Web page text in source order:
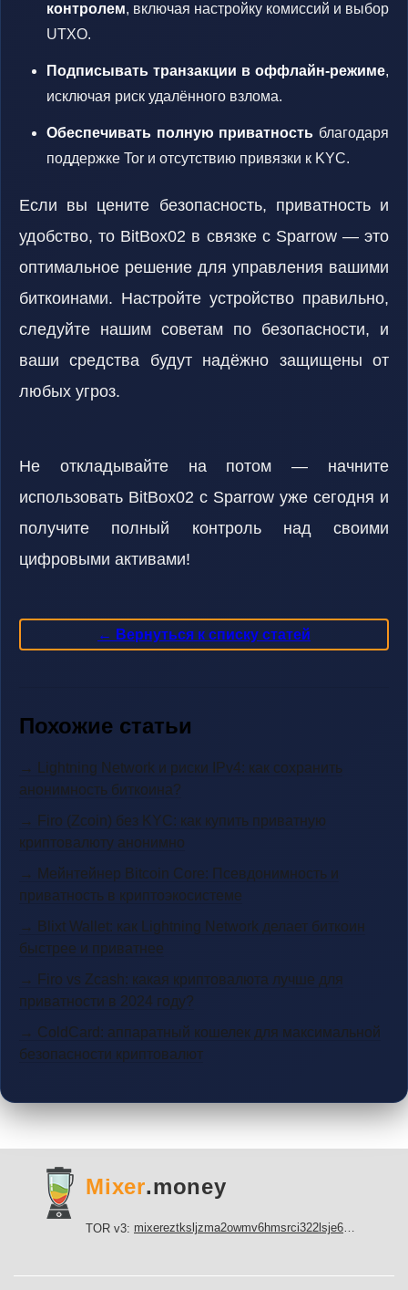
контролем, включая настройку комиссий и выбор
UTXO.
Подписывать транзакции в оффлайн-режиме,
исключая риск удалённого взлома.
Обеспечивать полную приватность благодаря
поддержке Tor и отсутствию привязки к KYC.
Если вы цените безопасность, приватность и
удобство, то BitBox02 в связке с Sparrow — это
оптимальное решение для управления вашими
биткоинами. Настройте устройство правильно,
следуйте нашим советам по безопасности, и
ваши средства будут надёжно защищены от
любых угроз.
Не откладывайте на потом — начните
использовать BitBox02 с Sparrow уже сегодня и
получите полный контроль над своими
цифровыми активами!
← Вернуться к списку статей
Похожие статьи
→ Lightning Network и риски IPv4: как сохранить
анонимность биткоина?
→ Firo (Zcoin) без KYC: как купить приватную
криптовалюту анонимно
→ Мейнтейнер Bitcoin Core: Псевдонимность и
приватность в криптоэкосистеме
→ Blixt Wallet: как Lightning Network делает биткоин
быстрее и приватнее
→ Firo vs Zcash: какая криптовалюта лучше для
приватности в 2024 году?
→ ColdCard: аппаратный кошелек для максимальной
безопасности криптовалют
Mixer.money
TOR v3: mixereztksljzma2owmv6hmsrci322lsje6m3svicoddk3xbgvhd2fid.onion